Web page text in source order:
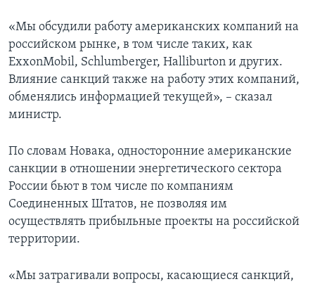
«Мы обсудили работу американских компаний на
российском рынке, в том числе таких, как
ExxonMobil, Schlumberger, Halliburton и других.
Влияние санкций также на работу этих компаний,
обменялись информацией текущей», – сказал
министр.
По словам Новака, односторонние американские
санкции в отношении энергетического сектора
России бьют в том числе по компаниям
Соединенных Штатов, не позволяя им
осуществлять прибыльные проекты на российской
территории.
«Мы затрагивали вопросы, касающиеся санкций,